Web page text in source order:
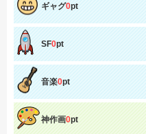
ギャグ0pt
SF0pt
音楽0pt
神作画0pt